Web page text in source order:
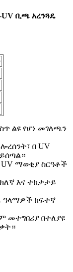
UV ቢጫ አረንጓዴ
ልዩ የሆነ መገለጫን
በ UV
UV ማወቂያ ስርዓቶች
እና ተከታታይ
ዓላማዎች ከፍተኛ
መተግበሪያ በተለያዩ